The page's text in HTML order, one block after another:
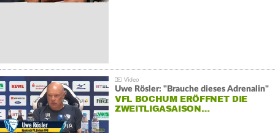
Uwe Rösler: "Brauche dieses Adrenalin"
VFL BOCHUM ERÖFFNET DIE
ZWEITLIGASAISON…